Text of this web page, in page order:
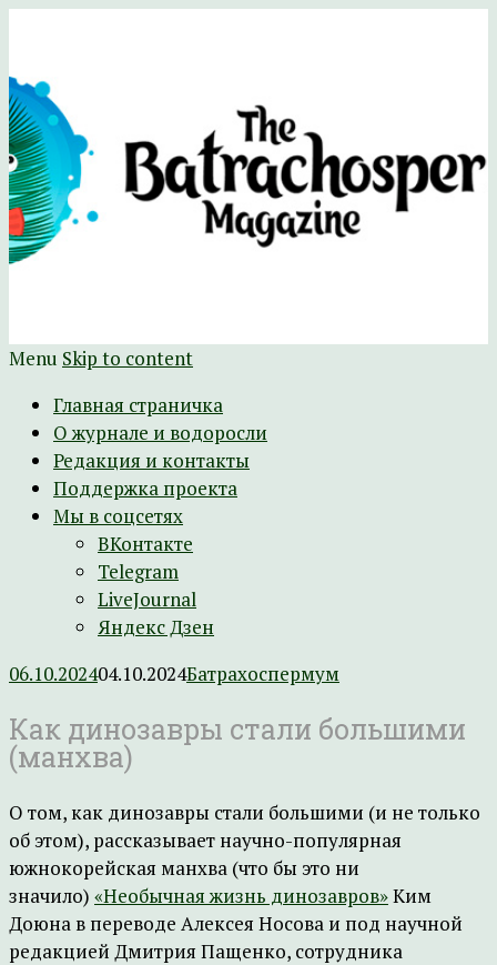
The Batrachospermum Magazine
Батрахоспермум (официальный сайт)
Menu Skip to content
Главная страничка
О журнале и водоросли
Редакция и контакты
Поддержка проекта
Мы в соцсетях
ВКонтакте
Telegram
LiveJournal
Яндекс Дзен
06.10.202404.10.2024Батрахоспермум
Как динозавры стали большими
(манхва)
О том, как динозавры стали большими (и не только
об этом), рассказывает научно-популярная
южнокорейская манхва (что бы это ни
значило) «Необычная жизнь динозавров»Ким
Доюна в переводе Алексея Носова и под научной
редакцией Дмитрия Пащенко, сотрудника